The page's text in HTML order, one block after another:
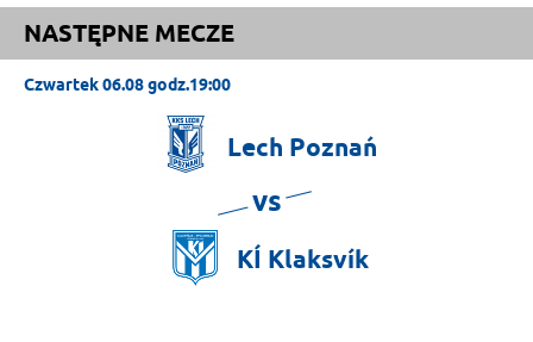
NASTĘPNE MECZE
Czwartek 06.08 godz.19:00
Lech Poznań
vs
KÍ Klaksvík